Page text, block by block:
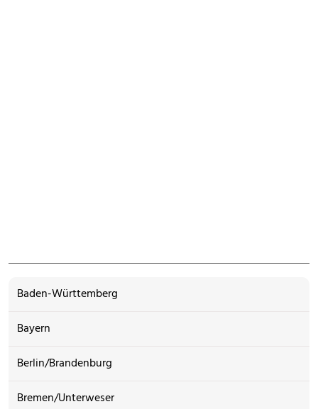
Baden-Württemberg
Bayern
Berlin/Brandenburg
Bremen/Unterweser